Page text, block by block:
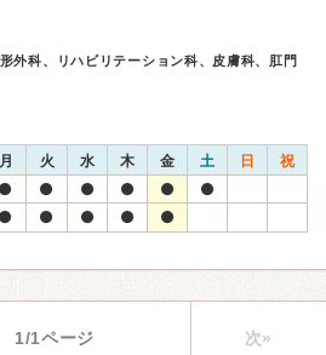
外科、リハビリテーション科、皮膚科、肛門
月 火 水 木 金 土 日 祝
1/1ページ 次»